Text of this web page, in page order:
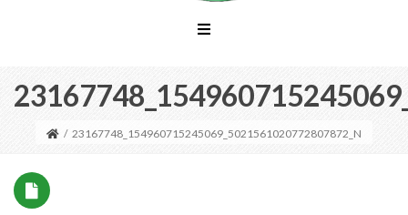
/ 23167748_154960715245069_5021561020772807872_N